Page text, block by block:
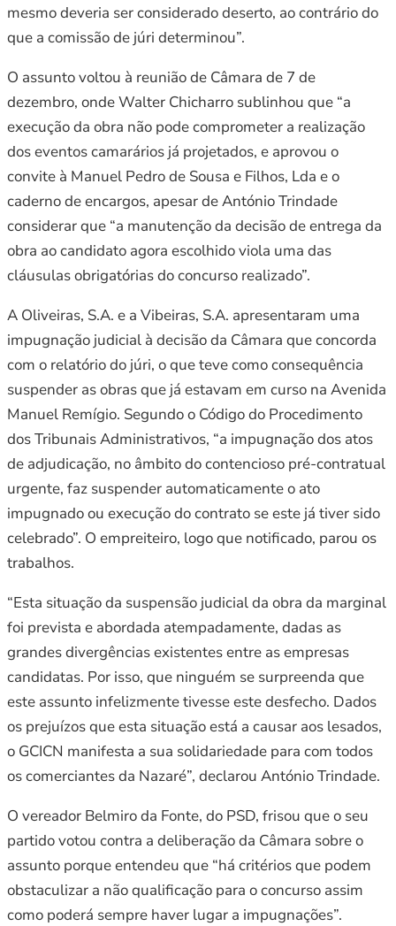
mesmo deveria ser considerado deserto, ao contrário do
que a comissão de júri determinou”.
O assunto voltou à reunião de Câmara de 7 de
dezembro, onde Walter Chicharro sublinhou que “a
execução da obra não pode comprometer a realização
dos eventos camarários já projetados, e aprovou o
convite à Manuel Pedro de Sousa e Filhos, Lda e o
caderno de encargos, apesar de António Trindade
considerar que “a manutenção da decisão de entrega da
obra ao candidato agora escolhido viola uma das
cláusulas obrigatórias do concurso realizado”.
A Oliveiras, S.A. e a Vibeiras, S.A. apresentaram uma
impugnação judicial à decisão da Câmara que concorda
com o relatório do júri, o que teve como consequência
suspender as obras que já estavam em curso na Avenida
Manuel Remígio. Segundo o Código do Procedimento
dos Tribunais Administrativos, “a impugnação dos atos
de adjudicação, no âmbito do contencioso pré-contratual
urgente, faz suspender automaticamente o ato
impugnado ou execução do contrato se este já tiver sido
celebrado”. O empreiteiro, logo que notificado, parou os
trabalhos.
“Esta situação da suspensão judicial da obra da marginal
foi prevista e abordada atempadamente, dadas as
grandes divergências existentes entre as empresas
candidatas. Por isso, que ninguém se surpreenda que
este assunto infelizmente tivesse este desfecho. Dados
os prejuízos que esta situação está a causar aos lesados,
o GCICN manifesta a sua solidariedade para com todos
os comerciantes da Nazaré”, declarou António Trindade.
O vereador Belmiro da Fonte, do PSD, frisou que o seu
partido votou contra a deliberação da Câmara sobre o
assunto porque entendeu que “há critérios que podem
obstaculizar a não qualificação para o concurso assim
como poderá sempre haver lugar a impugnações”.